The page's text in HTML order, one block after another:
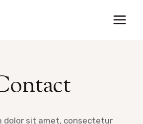
dolor sit amet, consectetur